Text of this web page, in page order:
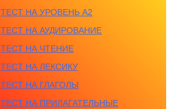
ТЕСТ НА УРОВЕНЬ A2
ТЕСТ НА АУДИРОВАНИЕ
ТЕСТ НА ЧТЕНИЕ
ТЕСТ НА ЛЕКСИКУ
ТЕСТ НА ГЛАГОЛЫ
ТЕСТ НА ПРИЛАГАТЕЛЬНЫЕ